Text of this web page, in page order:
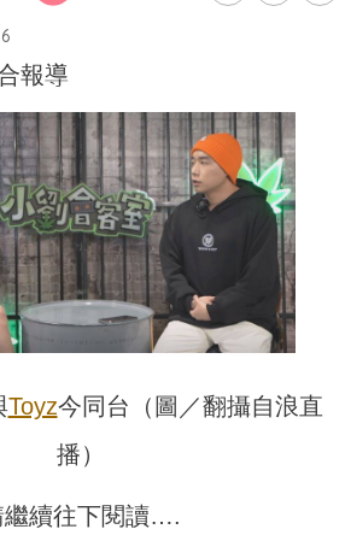
報導
Toyz今同台（圖／翻攝自浪直
播）
繼續往下閱讀….